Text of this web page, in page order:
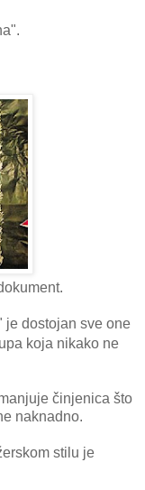
je dostojan sve one
koja nikako ne
činjenica što
naknadno.
stilu je